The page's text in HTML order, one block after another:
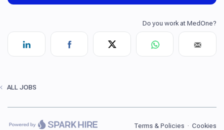
ALL JOBS
Terms & Policies · Cookies